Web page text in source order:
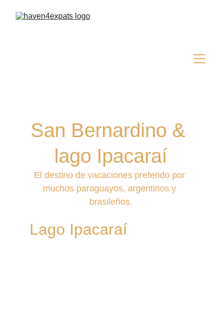
San Bernardino &
lago Ipacaraí
El destino de vacaciones preferido por
muchos paraguayos, argentinos y
brasileños.
Lago Ipacaraí